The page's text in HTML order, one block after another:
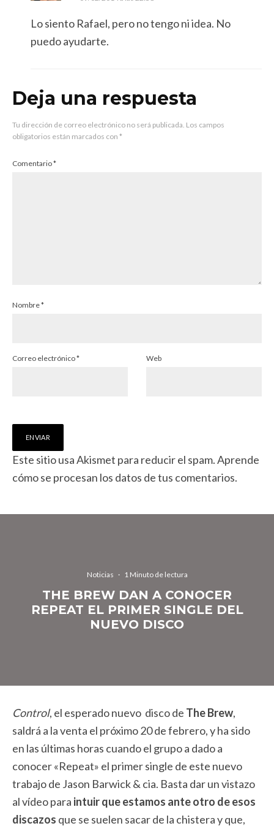
Lo siento Rafael, pero no tengo ni idea. No
puedo ayudarte.
Deja una respuesta
Tu dirección de correo electrónico no será publicada. Los campos
obligatorios están marcados con *
Comentario*
Nombre*
Correo electrónico* Web
Este sitio usa Akismet para reducir el spam.Aprende
cómo se procesan los datos de tus comentarios.
Noticias · 1 Minuto de lectura
THE BREW DAN A CONOCER
REPEAT EL PRIMER SINGLE DEL
NUEVO DISCO
Control, el esperado nuevo disco de The Brew,
saldrá a la venta el próximo 20 de febrero, y ha sido
en las últimas horas cuando el grupo a dado a
conocer «Repeat» el primer single de este nuevo
trabajo de Jason Barwick & cia. Basta dar un vistazo
al vídeo para intuir que estamos ante otro de esos
discazos que se suelen sacar de la chistera y que,